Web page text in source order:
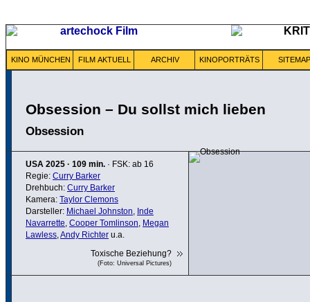
KINO MÜNCHEN FILM AKTUELL ARCHIV KINOPORTRÄTS SITEMAP
Obsession – Du sollst mich lieben
Obsession
USA 2025 · 109 min. · FSK: ab 16
Regie: Curry Barker
Drehbuch: Curry Barker
Kamera: Taylor Clemons
Darsteller: Michael Johnston, Inde
Navarrette, Cooper Tomlinson, Megan
Lawless,Andy Richter u.a.
Toxische Beziehung?
(Foto: Universal Pictures)